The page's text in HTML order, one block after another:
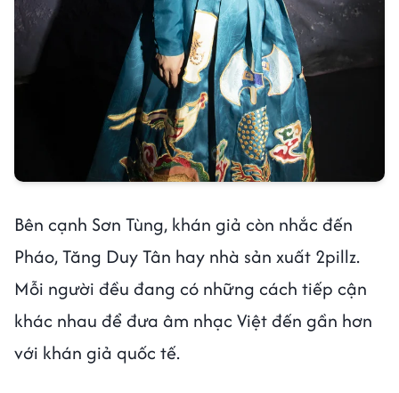
Bên cạnh Sơn Tùng, khán giả còn nhắc đến
Pháo, Tăng Duy Tân hay nhà sản xuất 2pillz.
Mỗi người đều đang có những cách tiếp cận
khác nhau để đưa âm nhạc Việt đến gần hơn
với khán giả quốc tế.